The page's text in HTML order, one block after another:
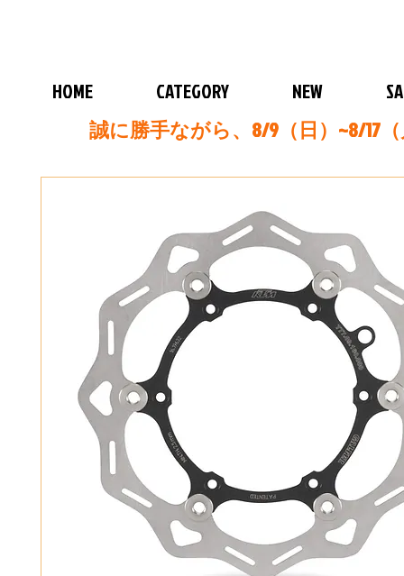
HOME CATEGORY NEW
誠に勝手ながら、8/9（日）~8/17